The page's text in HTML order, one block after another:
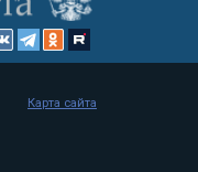
Карта сайта